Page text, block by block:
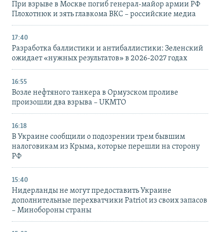
При взрыве в Москве погиб генерал-майор армии РФ
Плохотнюк и зять главкома ВКС – российские медиа
17:40
Разработка баллистики и антибаллистики: Зеленский
ожидает «нужных результатов» в 2026-2027 годах
16:55
Возле нефтяного танкера в Ормузском проливе
произошли два взрыва – UKMTO
16:18
В Украине сообщили о подозрении трем бывшим
налоговикам из Крыма, которые перешли на сторону
РФ
15:40
Нидерланды не могут предоставить Украине
дополнительные перехватчики Patriot из своих запасов
– Минобороны страны